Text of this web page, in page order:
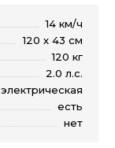
14 км/ч
120 х 43 см
120 кг
2.0 л.с.
электрическая
есть
нет